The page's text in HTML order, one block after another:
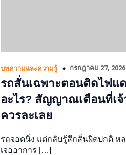
บทความและความรู้ กรกฎาคม 27, 2026
รถสั่นเฉพาะตอนติดไฟแ
อะไร? สัญญาณเตือนที่เจ้
ควรละเลย
รถจอดนิ่ง แต่กลับรู้สึกสั่นผิดปกติ ห
เจออาการ […]